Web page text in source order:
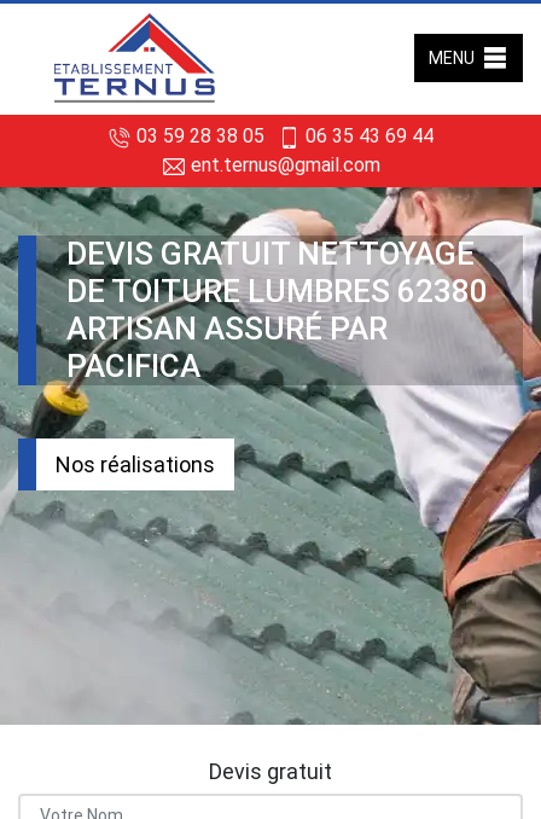
03 59 28 38 05
06 35 43 69 44
ent.ternus@gmail.com
MENU
DEVIS GRATUIT NETTOYAGE
DE TOITURE LUMBRES 62380
ARTISAN ASSURÉ PAR
PACIFICA
Nos réalisations
Devis gratuit